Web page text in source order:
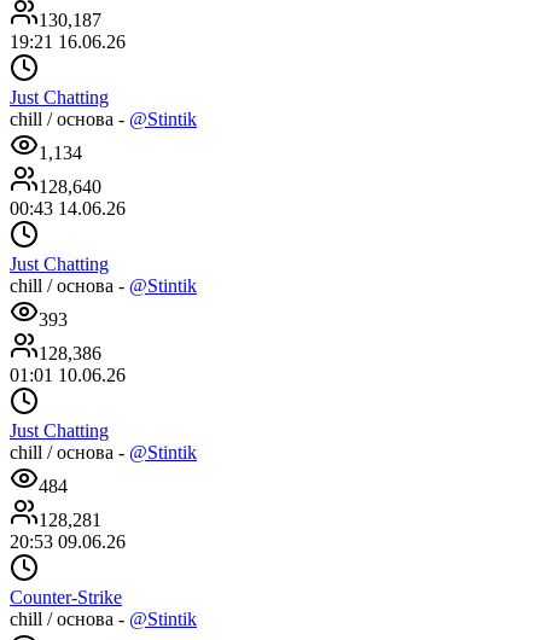
130,187
19:21 16.06.26
Just Chatting
chill / основа - @Stintik
1,134
128,640
00:43 14.06.26
Just Chatting
chill / основа - @Stintik
393
128,386
01:01 10.06.26
Just Chatting
chill / основа - @Stintik
484
128,281
20:53 09.06.26
Counter-Strike
chill / основа - @Stintik